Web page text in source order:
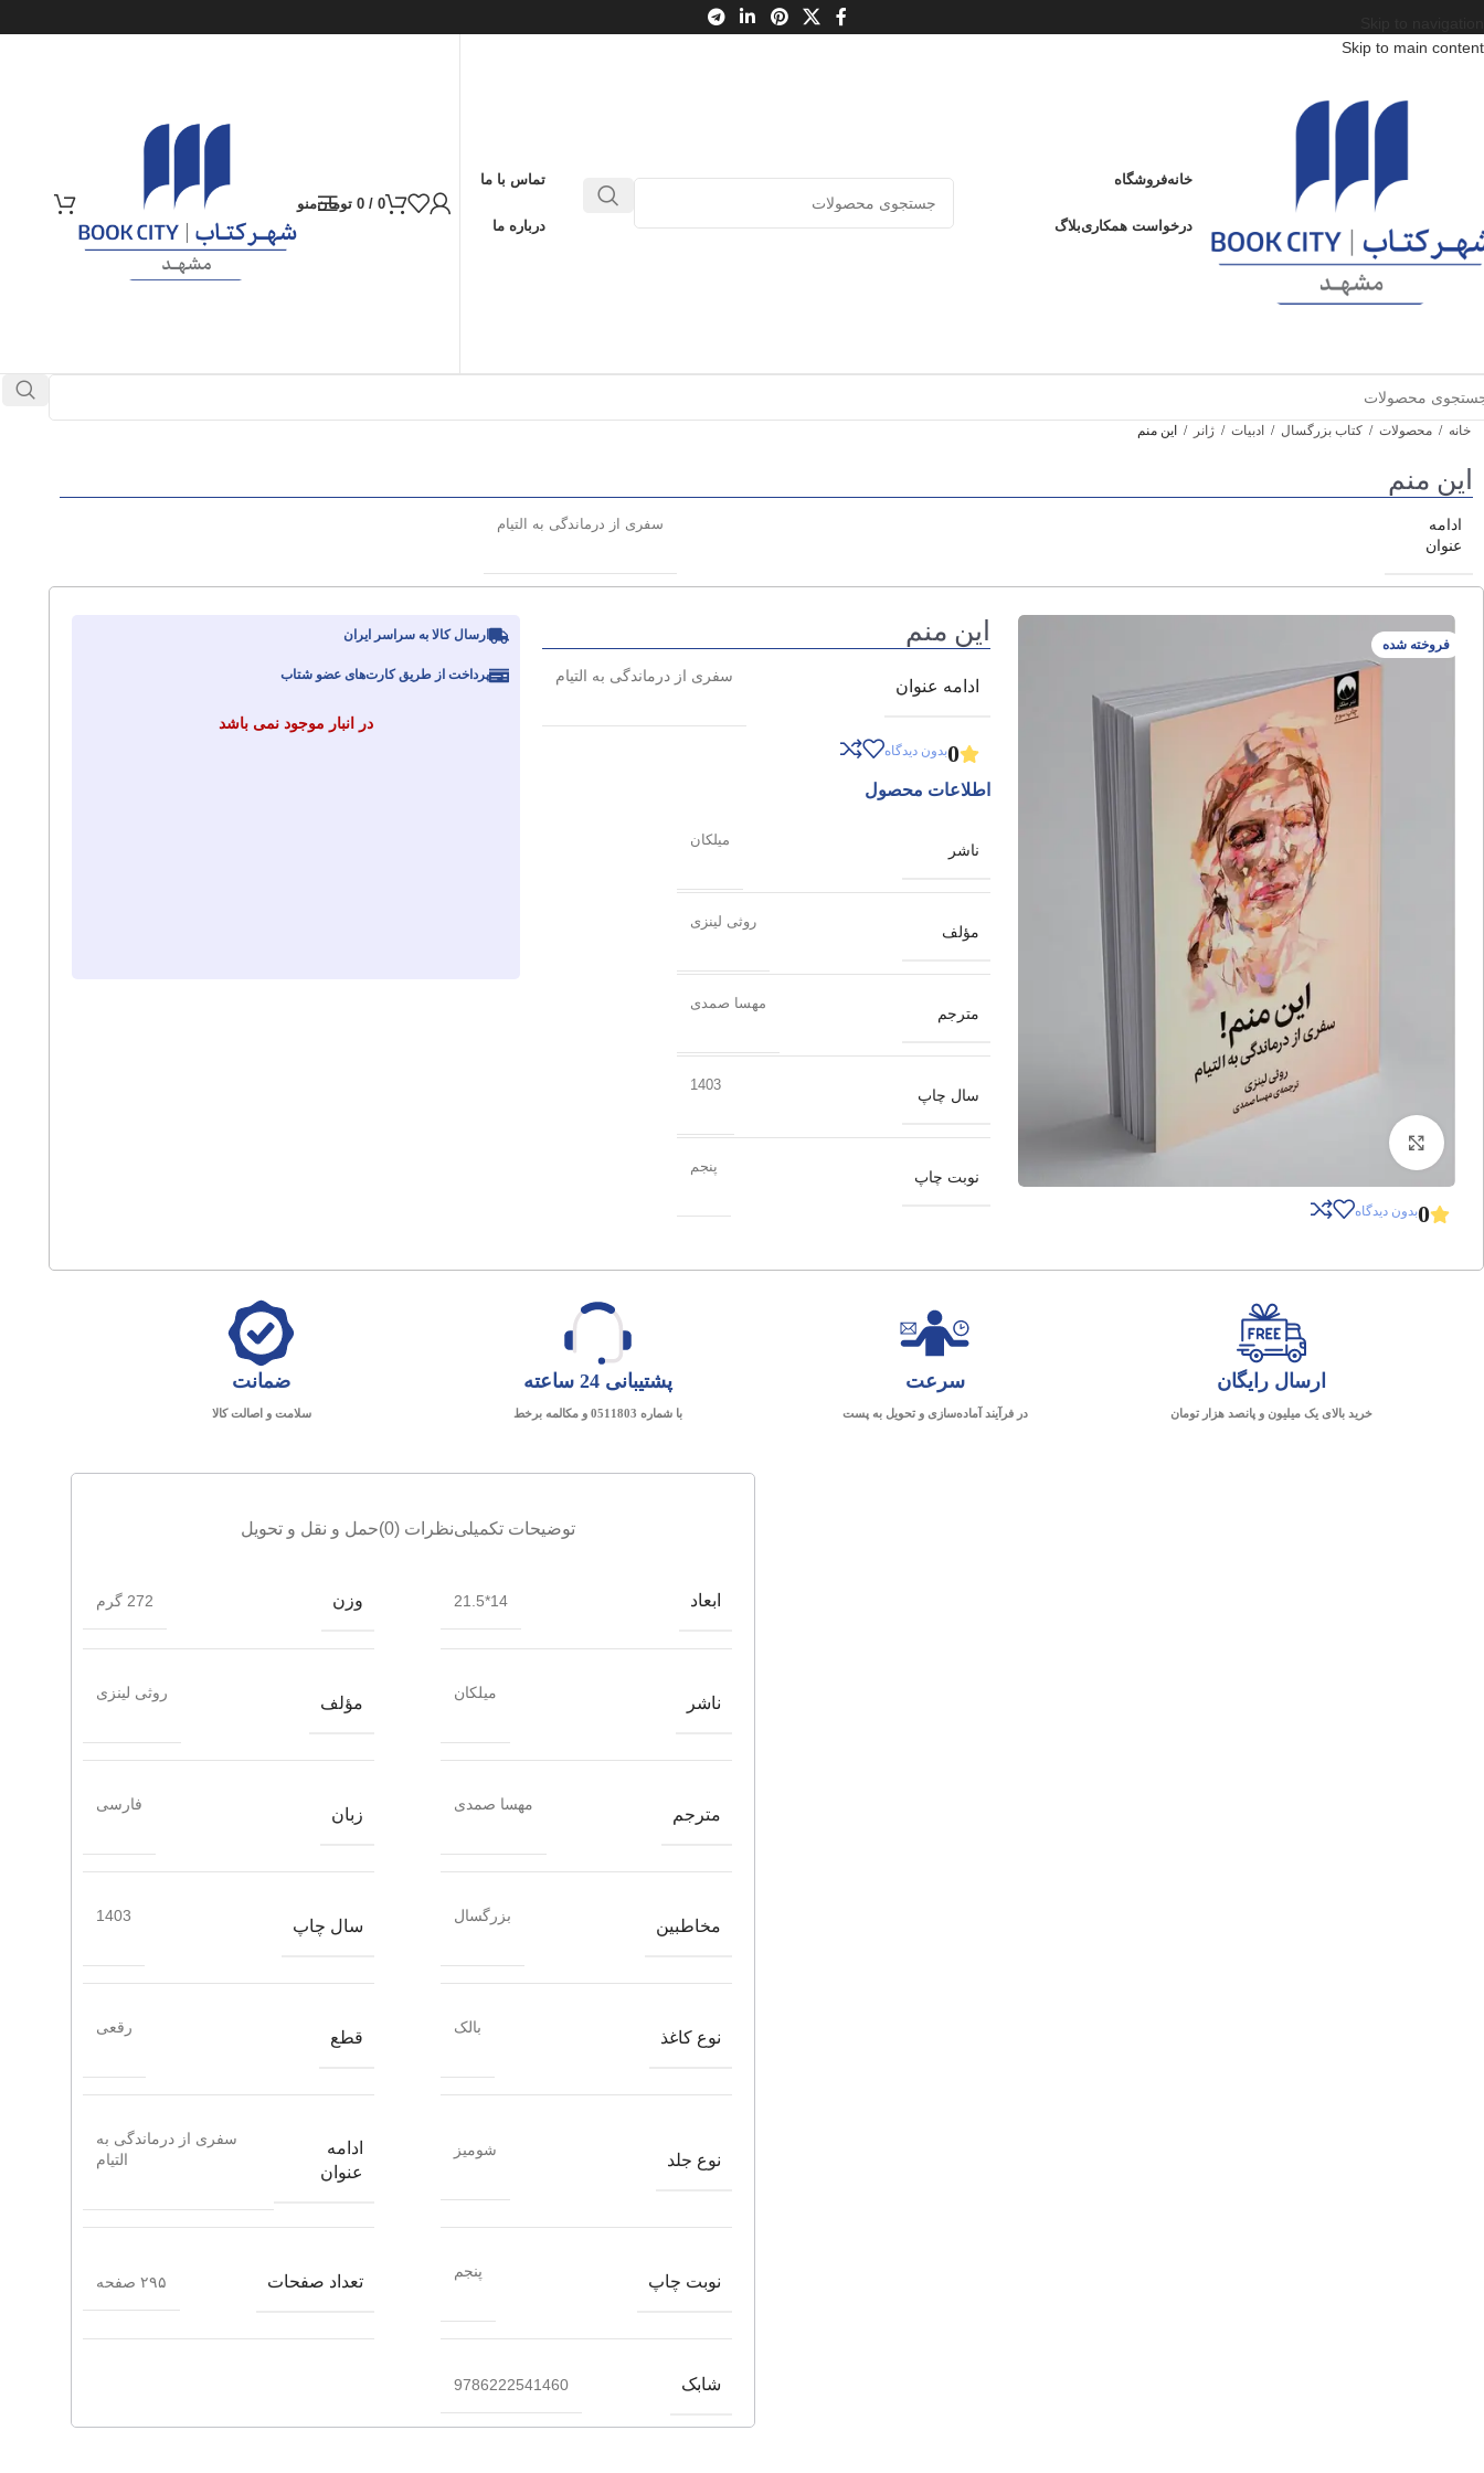
Skip to main content
خانهفروشگاه
درخواست همکاریبلاگ
تماس با ما
درباره ما
0
/
0 تومانمنو
خانه / محصولات / کتاب بزرگسال / ادبیات / ژانر / این منم
این منم
ادامه
عنوان
سفری از درماندگی به التیام
فروخته شده
0بدون دیدگاه
این منم
ادامه عنوان
سفری از درماندگی به التیام
0بدون دیدگاه
اطلاعات محصول
ناشر
میلکان
مؤلف
روثی لینزی
مترجم
مهسا صمدی
سال چاپ
1403
نوبت چاپ
پنجم
ارسال کالا به سراسر ایران
پرداخت از طریق کارت‌های عضو شتاب
در انبار موجود نمی باشد
ارسال رایگان
خرید بالای یک میلیون و پانصد هزار تومان
سرعت
در فرآیند آماده‌سازی و تحویل به پست
پشتیبانی 24 ساعته
با شماره 0511803 و مکالمه برخط
ضمانت
سلامت و اصالت کالا
توضیحات تکمیلینظرات (0) حمل و نقل و تحویل
ابعاد 14*21.5 وزن 272 گرم
ناشر
میلکان
مؤلف
روثی لینزی
مترجم
مهسا صمدی
زبان
فارسی
مخاطبین
بزرگسال
سال چاپ
1403
نوع کاغذ
بالک
قطع
رقعی
نوع جلد
شومیز
ادامه
عنوان
سفری از درماندگی به
التیام
نوبت چاپ
پنجم
تعداد صفحات ۲۹۵ صفحه
شابک 9786222541460